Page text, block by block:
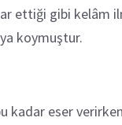
ettiği gibi kelâm
koymuştur.
kadar eser